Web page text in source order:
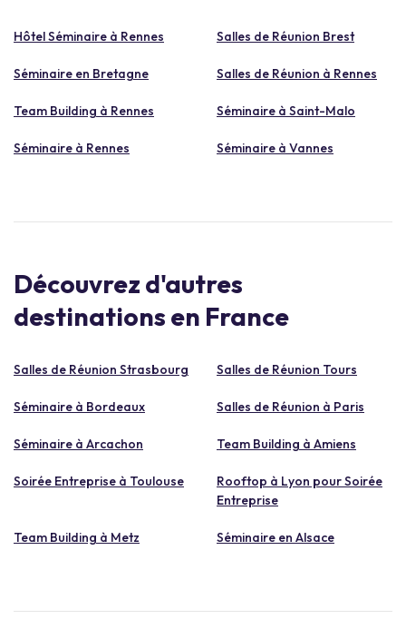
Hôtel Séminaire à Rennes Salles de Réunion Brest
Séminaire en Bretagne Salles de Réunion à Rennes
Team Building à Rennes Séminaire à Saint-Malo
Séminaire à Rennes Séminaire à Vannes
Découvrez d'autres
destinations en France
Salles de Réunion Strasbourg Salles de Réunion Tours
Séminaire à Bordeaux Salles de Réunion à Paris
Séminaire à Arcachon Team Building à Amiens
Soirée Entreprise à Toulouse
Rooftop à Lyon pour Soirée
Entreprise
Team Building à Metz Séminaire en Alsace